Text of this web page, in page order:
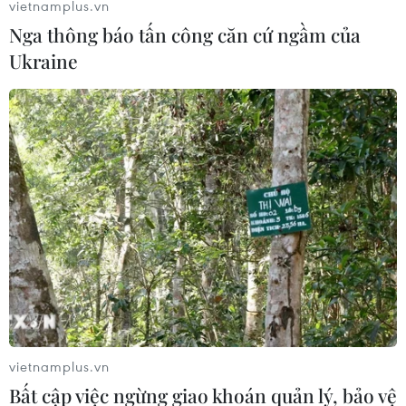
Nga gia hạn lệnh cấm xuất khẩu gạo đến
hết tháng 6/2024
30/12/2023 14:36
Chính phủ Nga cho biết quyết định được đưa ra nhằm
duy trì sự ổn định ở thị trường nội địa, song sẽ không
ảnh hưởng đến các nước thành viên của Liên minh Kinh
tế Á-Âu, Nam Ossetia và Abkhazia.
vietnamplus.vn
Nga thông báo tấn công căn cứ ngầm của
Ukraine
vietnamplus.vn
Bất cập việc ngừng giao khoán quản lý, bảo vệ